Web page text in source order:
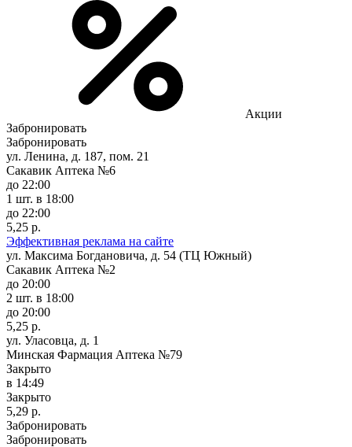
Акции
Забронировать
Забронировать
ул. Ленина, д. 187, пом. 21
Сакавик Аптека №6
до 22:00
1 шт. в 18:00
до 22:00
5,25 р.
Эффективная реклама на сайте
ул. Максима Богдановича, д. 54 (ТЦ Южный)
Сакавик Аптека №2
до 20:00
2 шт. в 18:00
до 20:00
5,25 р.
ул. Уласовца, д. 1
Минская Фармация Аптека №79
Закрыто
в 14:49
Закрыто
5,29 р.
Забронировать
Забронировать